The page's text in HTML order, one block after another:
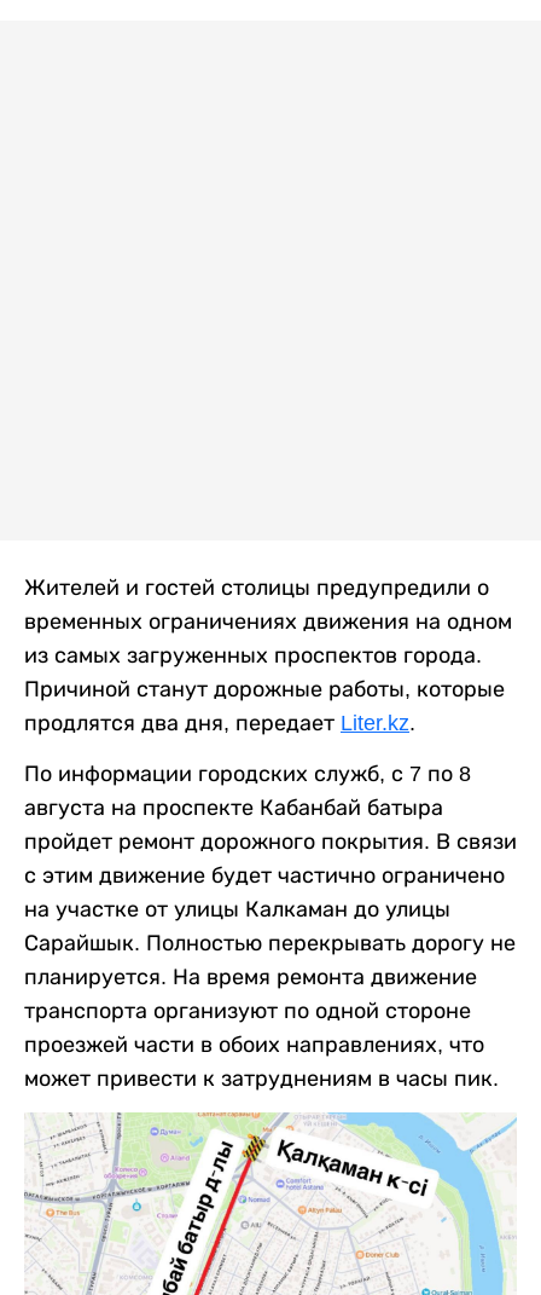
Жителей и гостей столицы предупредили о
временных ограничениях движения на одном
из самых загруженных проспектов города.
Причиной станут дорожные работы, которые
продлятся два дня, передает Liter.kz.
По информации городских служб, с 7 по 8
августа на проспекте Кабанбай батыра
пройдет ремонт дорожного покрытия. В связи
с этим движение будет частично ограничено
на участке от улицы Калкаман до улицы
Сарайшык. Полностью перекрывать дорогу не
планируется. На время ремонта движение
транспорта организуют по одной стороне
проезжей части в обоих направлениях, что
может привести к затруднениям в часы пик.